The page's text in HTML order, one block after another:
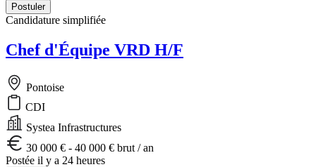
Postuler
Candidature simplifiée
Chef d'Équipe VRD H/F
Pontoise
CDI
Systea Infrastructures
30 000 € - 40 000 € brut / an
Postée il y a 24 heures